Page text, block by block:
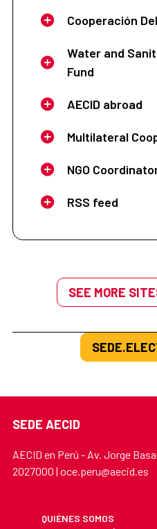
Cooperación
Water and
Fund
AECID abroad
Multilateral
NGO
RSS feed
SEE MORE
SEDE AECID
AECID en Perú - Av. Jorge
2027000 | oce.peru@aecid.es
QUIÉNES SOMOS